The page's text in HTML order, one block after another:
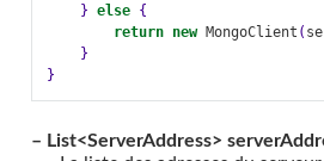
} else {
return new MongoClient (
}
}
– List<ServerAddress>